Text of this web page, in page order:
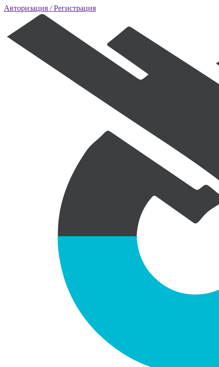
Авторизация / Регистрация